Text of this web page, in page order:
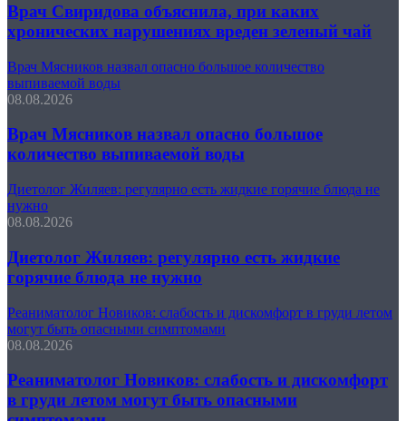
Врач Свиридова объяснила, при каких
хронических нарушениях вреден зеленый чай
Врач Мясников назвал опасно большое количество
выпиваемой воды
08.08.2026
Врач Мясников назвал опасно большое
количество выпиваемой воды
Диетолог Жиляев: регулярно есть жидкие горячие блюда не
нужно
08.08.2026
Диетолог Жиляев: регулярно есть жидкие
горячие блюда не нужно
Реаниматолог Новиков: слабость и дискомфорт в груди летом
могут быть опасными симптомами
08.08.2026
Реаниматолог Новиков: слабость и дискомфорт
в груди летом могут быть опасными